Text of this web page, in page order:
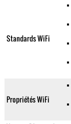
Standards WiFi
Propriétés WiFi